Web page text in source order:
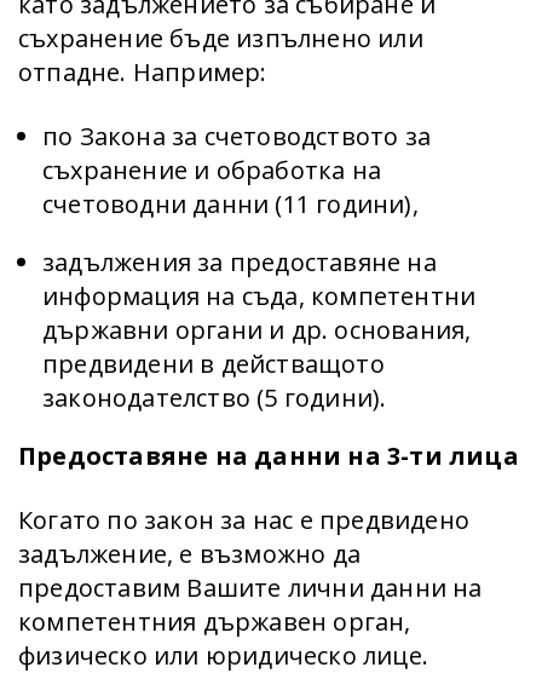
съхранение бъде изпълнено или
отпадне. Например:
по Закона за счетоводството за
съхранение и обработка на
счетоводни данни (11 години),
задължения за предоставяне на
информация на съда, компетентни
държавни органи и др. основания,
предвидени в действащото
законодателство (5 години).
Предоставяне на данни на 3-ти лица
Когато по закон за нас е предвидено
задължение, е възможно да
предоставим Вашите лични данни на
компетентния държавен орган,
физическо или юридическо лице.